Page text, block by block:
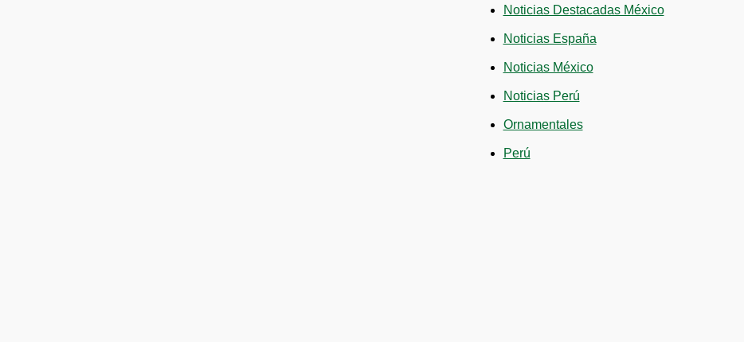
Noticias Destacadas México
Noticias España
Noticias México
Noticias Perú
Ornamentales
Perú